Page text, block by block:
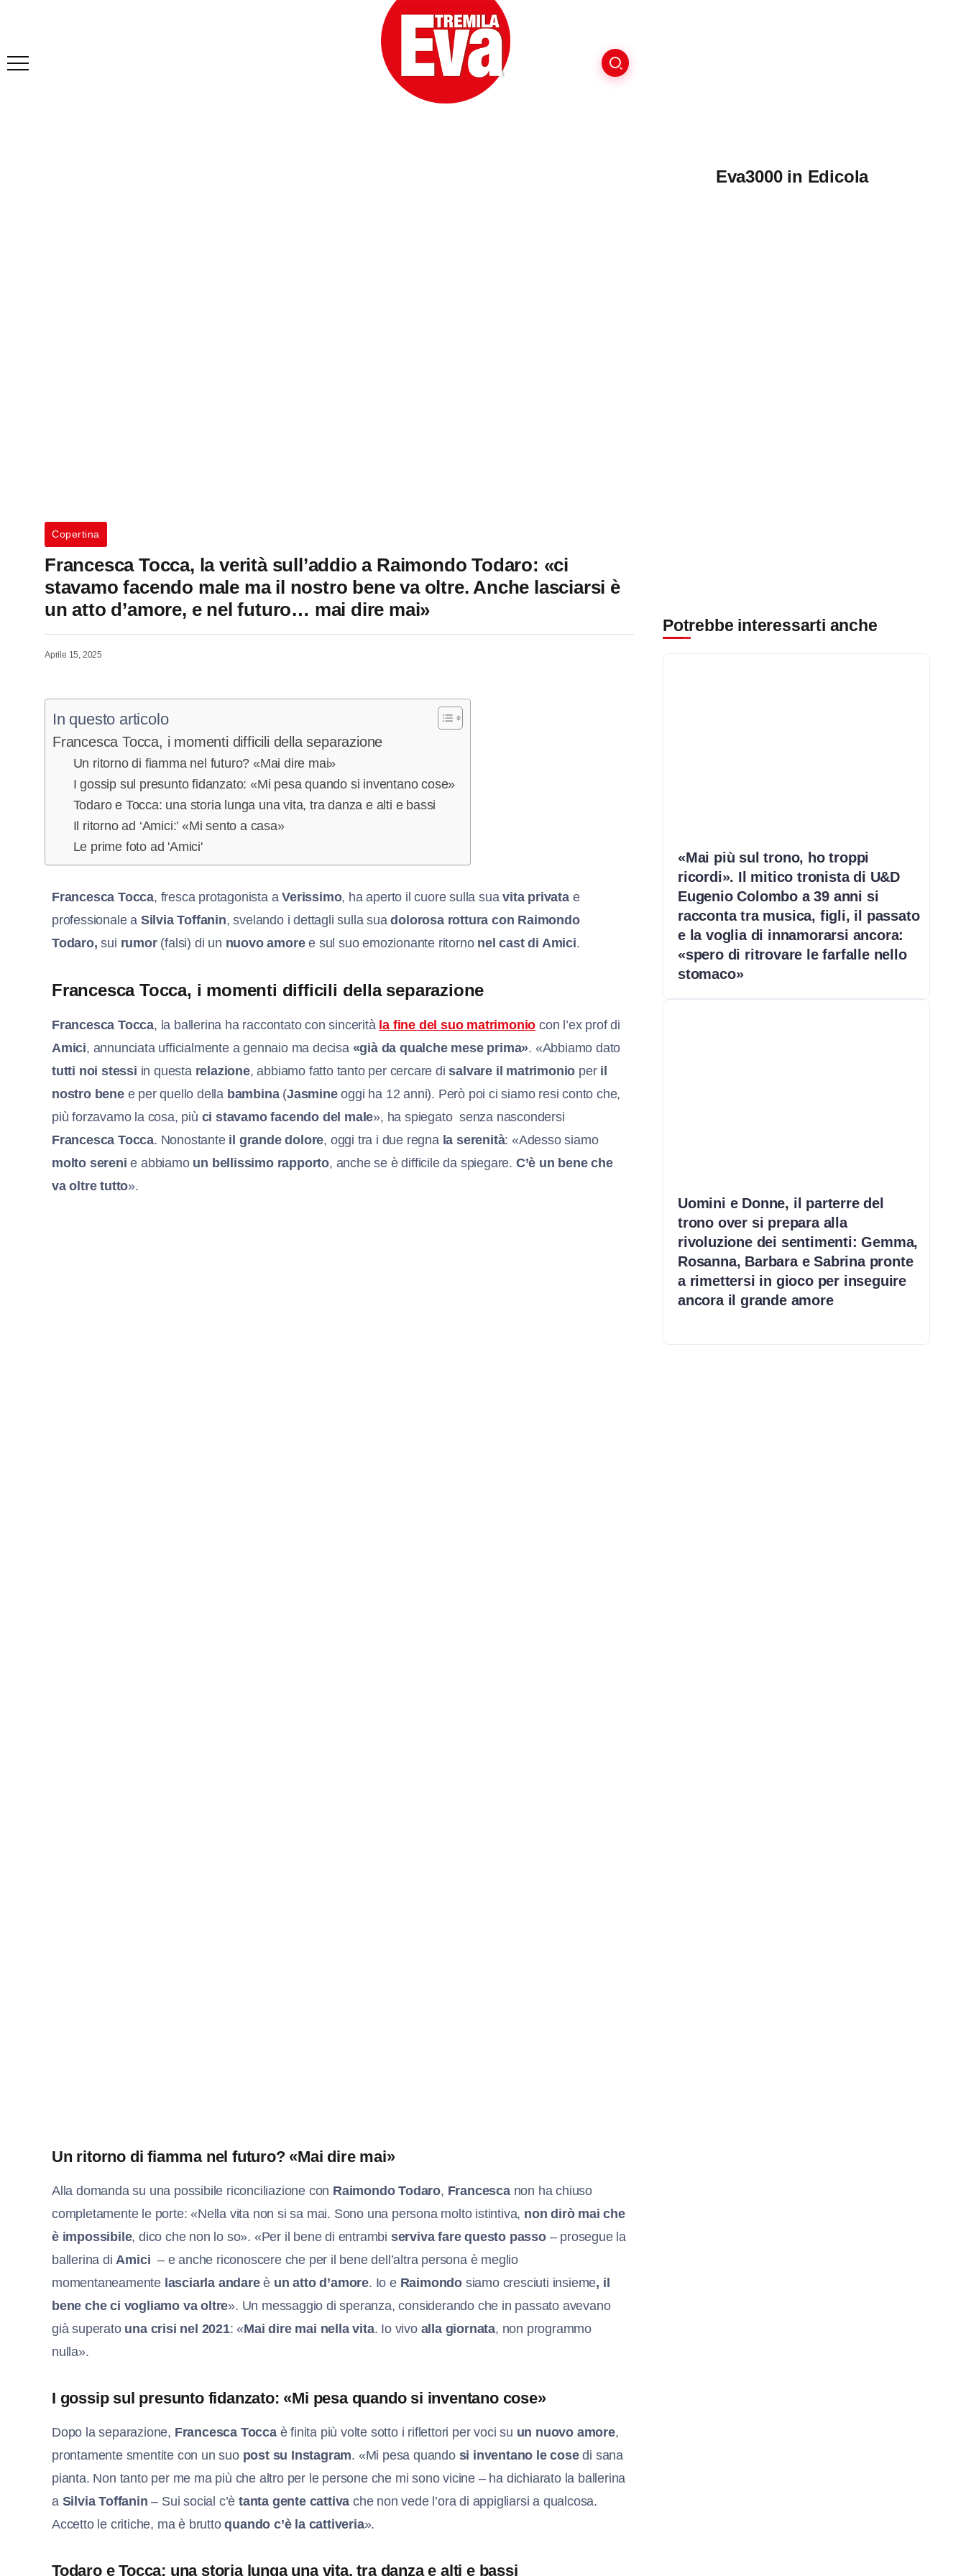
Copertina
Francesca Tocca, la verità sull’addio a Raimondo Todaro: «ci
stavamo facendo male ma il nostro bene va oltre. Anche lasciarsi è
un atto d’amore, e nel futuro… mai dire mai»
Aprile 15, 2025
In questo articolo
Francesca Tocca, i momenti difficili della separazione
Un ritorno di fiamma nel futuro? «Mai dire mai»
I gossip sul presunto fidanzato: «Mi pesa quando si inventano cose»
Todaro e Tocca: una storia lunga una vita, tra danza e alti e bassi
Il ritorno ad ‘Amici:’ «Mi sento a casa»
Le prime foto ad 'Amici'
Francesca Tocca, fresca protagonista aVerissimo, ha aperto il cuore sulla suavita privatae
professionale a Silvia Toffanin, svelando i dettagli sulla suadolorosa rottura con Raimondo
Todaro, sui rumor(falsi) di un nuovo amoree sul suo emozionante ritorno nel cast di Amici.
Francesca Tocca, i momenti difficili della separazione
Francesca Tocca, la ballerina ha raccontato con sincerità la fine del suo matrimonio con l’ex prof di
Amici, annunciata ufficialmente a gennaio ma decisa «già da qualche mese prima». «Abbiamo dato
tutti noi stessi in questa relazione, abbiamo fatto tanto per cercare disalvare il matrimonio per il
nostro benee per quello della bambina(Jasmineoggi ha 12 anni). Però poi ci siamo resi conto che,
più forzavamo la cosa, più ci stavamo facendo del male», ha spiegato senza nascondersi
Francesca Tocca. Nonostante il grande dolore, oggi tra i due regna la serenità: «Adesso siamo
molto sereni e abbiamo un bellissimo rapporto, anche se è difficile da spiegare. C’è un bene che
va oltre tutto».
Un ritorno di fiamma nel futuro? «Mai dire mai»
Alla domanda su una possibile riconciliazione con Raimondo Todaro, Francescanon ha chiuso
completamente le porte: «Nella vita non si sa mai. Sono una persona molto istintiva, non dirò mai che
è impossibile, dico che non lo so». «Per il bene di entrambi serviva fare questo passo– prosegue la
ballerina diAmici – e anche riconoscere che per il bene dell’altra persona è meglio
momentaneamente lasciarla andareè un atto d’amore. Io e Raimondo siamo cresciuti insieme, il
bene che ci vogliamo va oltre». Un messaggio di speranza, considerando che in passato avevano
già superato una crisi nel 2021: «Mai dire mai nella vita. Io vivo alla giornata, non programmo
nulla».
I gossip sul presunto fidanzato: «Mi pesa quando si inventano cose»
Dopo la separazione, Francesca Toccaè finita più volte sotto i riflettori per voci su un nuovo amore,
prontamente smentite con un suo post su Instagram. «Mi pesa quando si inventano le cosedi sana
pianta. Non tanto per me ma più che altro per le persone che mi sono vicine – ha dichiarato la ballerina
a Silvia Toffanin – Sui social c’ètanta gente cattiva che non vede l’ora di appigliarsi a qualcosa.
Accetto le critiche, ma è bruttoquando c’è la cattiveria».
Todaro e Tocca: una storia lunga una vita, tra danza e alti e bassi
Eva3000 in Edicola
Potrebbe interessarti anche
«Mai più sul trono, ho troppi
ricordi». Il mitico tronista di U&D
Eugenio Colombo a 39 anni si
racconta tra musica, figli, il passato
e la voglia di innamorarsi ancora:
«spero di ritrovare le farfalle nello
stomaco»
Uomini e Donne, il parterre del
trono over si prepara alla
rivoluzione dei sentimenti: Gemma,
Rosanna, Barbara e Sabrina pronte
a rimettersi in gioco per inseguire
ancora il grande amore